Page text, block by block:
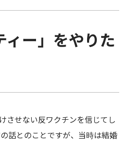
ィー」をやりた
させない反ワクチンを信じてし
話とのことですが、当時は結婚